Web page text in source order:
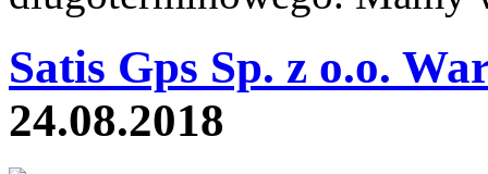
Satis Gps Sp. z o.o.
24.08.2018